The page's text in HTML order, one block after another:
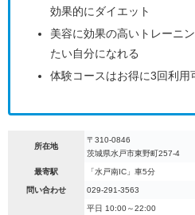
効果的にダイエット
美容に効果の高いトレーニ
たい自分になれる
体験コースはお得に3回利用
所在地
〒310-0846
茨城県水戸市東野町257-4
最寄駅 「水戸南IC」車5分
問い合わせ 029-291-3563
平日 10:00～22:00